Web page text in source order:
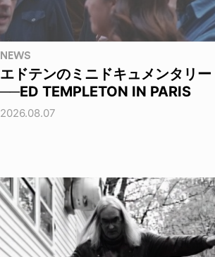
NEWS
エドテンのミニドキュメンタリー
──ED TEMPLETON IN PARIS
2026.08.07